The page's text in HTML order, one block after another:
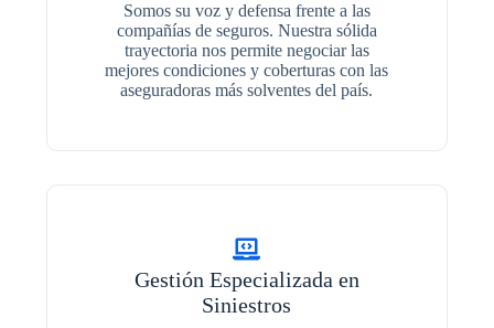
Somos su voz y defensa frente a las
compañías de seguros. Nuestra sólida
trayectoria nos permite negociar las
mejores condiciones y coberturas con las
aseguradoras más solventes del país.
Gestión Especializada en
Siniestros